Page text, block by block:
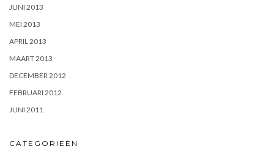
JUNI 2013
MEI 2013
APRIL 2013
MAART 2013
DECEMBER 2012
FEBRUARI 2012
JUNI 2011
CATEGORIEËN